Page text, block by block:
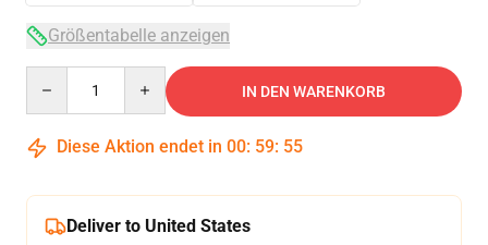
Größentabelle anzeigen
IN DEN WARENKORB
Diese Aktion endet in 00: 59: 54
Deliver to United States